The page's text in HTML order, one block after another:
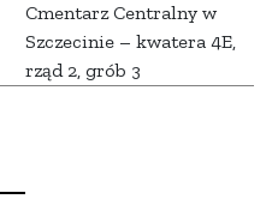
Cmentarz Centralny w
Szczecinie – kwatera 4E,
rząd 2, grób 3